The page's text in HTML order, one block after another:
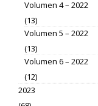
Volumen 4 – 2022
(13)
Volumen 5 – 2022
(13)
Volumen 6 – 2022
(12)
2023